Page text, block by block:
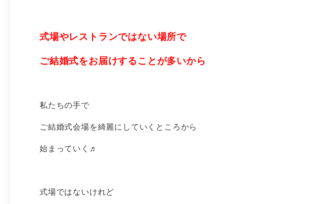
式場やレストランではない場所で
ご結婚式をお届けすることが多いから
私たちの手で
ご結婚式会場を綺麗にしていくところから
始まっていく♬
式場ではないけれど